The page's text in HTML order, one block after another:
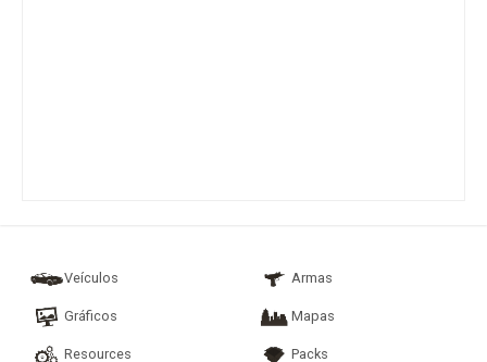
Veículos Armas
Gráficos Mapas
Resources Packs